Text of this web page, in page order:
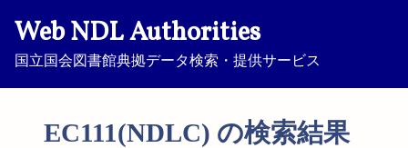
Web NDL Authorities
国立国会図書館典拠データ検索・提供サービス
EC111(NDLC) の検索結果